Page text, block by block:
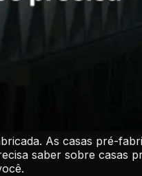
As casas pré-
saber sobre casas